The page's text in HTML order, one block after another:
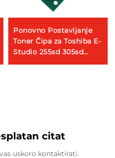
Ponovno Postavljanje
Toner Čipa za Toshiba E-
Studio 255sd 305sd
355sd 455sd Čip za
citat
uskoro kontaktirati.